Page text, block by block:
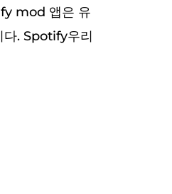
mod 앱은 유
다. Spotify우리